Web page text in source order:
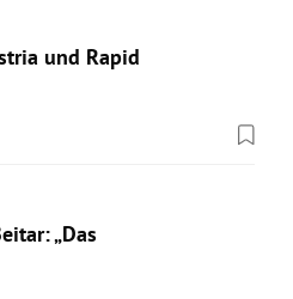
und Rapid
„Das